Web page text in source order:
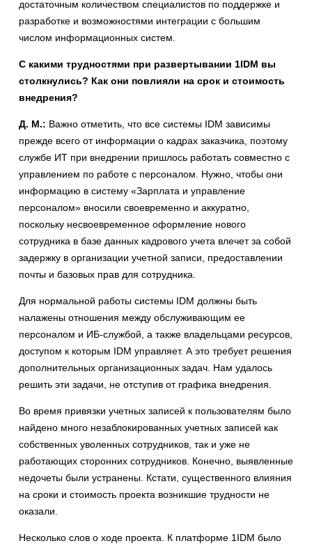
достаточным количеством специалистов по поддержке и
разработке и возможностями интеграции с большим
числом информационных систем.
С какими трудностями при развертывании 1IDM вы
столкнулись? Как они повлияли на срок и стоимость
внедрения?
Д. М.: Важно отметить, что все системы IDM зависимы
прежде всего от информации о кадрах заказчика, поэтому
службе ИТ при внедрении пришлось работать совместно с
управлением по работе с персоналом. Нужно, чтобы они
информацию в систему «Зарплата и управление
персоналом» вносили своевременно и аккуратно,
поскольку несвоевременное оформление нового
сотрудника в базе данных кадрового учета влечет за собой
задержку в организации учетной записи, предоставлении
почты и базовых прав для сотрудника.
Для нормальной работы системы IDM должны быть
налажены отношения между обслуживающим ее
персоналом и ИБ-службой, а также владельцами ресурсов,
доступом к которым IDM управляет. А это требует решения
дополнительных организационных задач. Нам удалось
решить эти задачи, не отступив от графика внедрения.
Во время привязки учетных записей к пользователям было
найдено много незаблокированных учетных записей как
собственных уволенных сотрудников, так и уже не
работающих сторонних сотрудников. Конечно, выявленные
недочеты были устранены. Кстати, существенного влияния
на сроки и стоимость проекта возникшие трудности не
оказали.
Несколько слов о ходе проекта. К платформе 1IDM было